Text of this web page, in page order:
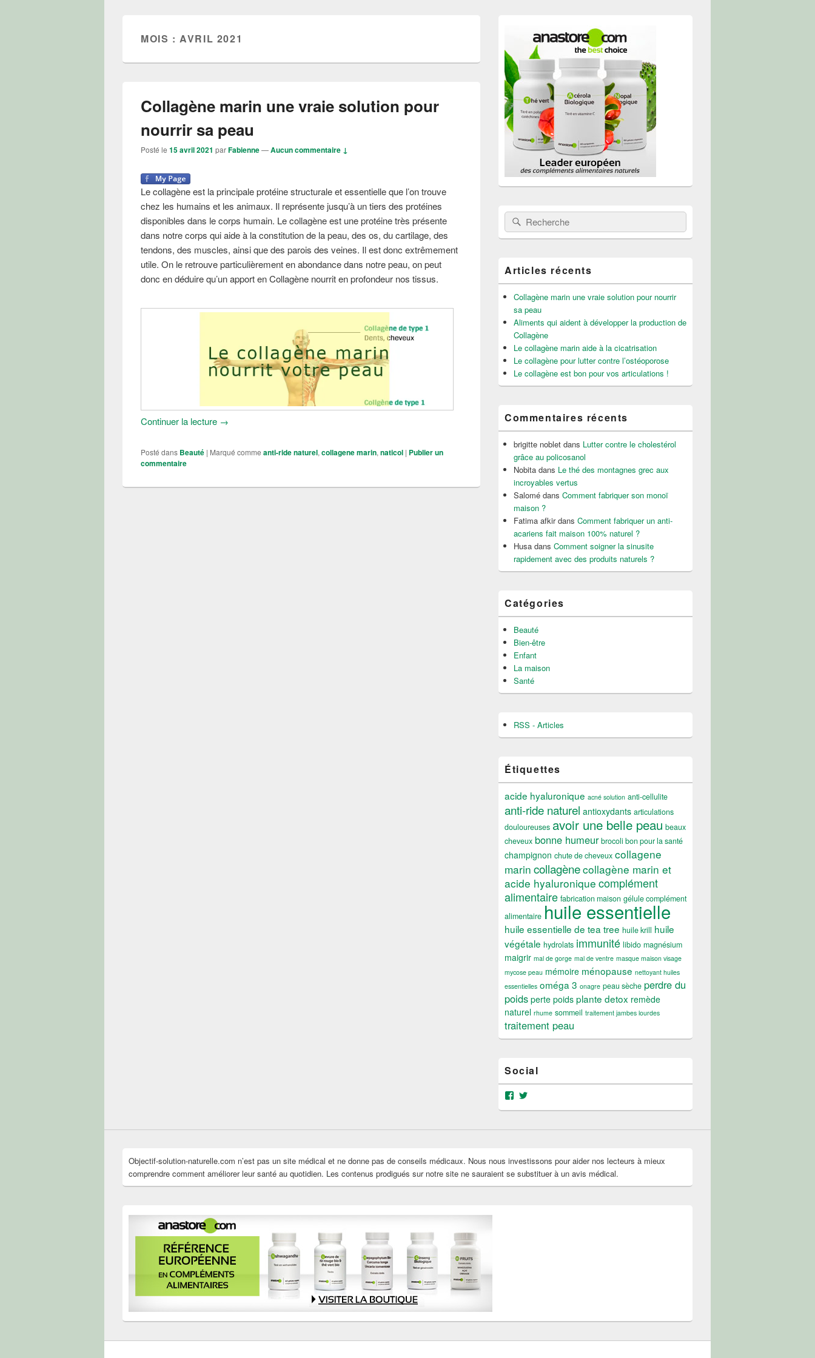
MOIS : AVRIL 2021
Collagène marin une vraie solution pour
nourrir sa peau
Posté le 15 avril 2021 parFabienne—Aucun commentaire ↓
Le collagène est la principale protéine structurale et essentielle que l’on trouve
chez les humains et les animaux. Il représente jusqu’à un tiers des protéines
disponibles dans le corps humain. Le collagène est une protéine très présente
dans notre corps qui aide à la constitution de la peau, des os, du cartilage, des
tendons, des muscles, ainsi que des parois des veines. Il est donc extrêmement
utile. On le retrouve particulièrement en abondance dans notre peau, on peut
donc en déduire qu’un apport en Collagène nourrit en profondeur nos tissus.
Continuer la lecture Collagène marin une vraie solution pour nourrir sa peau
→
Posté dans Beauté | Marqué comme anti-ride naturel, collagene marin, naticol | Publier un
commentaire
widget
pour
barre
latérale
Rechercher :
Articles récents
Collagène marin une vraie solution pour nourrir
sa peau
Aliments qui aident à développer la production de
Collagène
Le collagène marin aide à la cicatrisation
Le collagène pour lutter contre l’ostéoporose
Le collagène est bon pour vos articulations !
Commentaires récents
brigitte noblet dans Lutter contre le cholestérol
grâce au policosanol
Nobita dans Le thé des montagnes grec aux
incroyables vertus
Salomé dans Comment fabriquer son monoï
maison ?
Fatima afkirdans Comment fabriquer un anti-
acariens fait maison 100% naturel ?
Husa dans Comment soigner la sinusite
rapidement avec des produits naturels ?
Catégories
Beauté
Bien-être
Enfant
La maison
Santé
RSS - Articles
Étiquettes
acide hyaluronique acné solution anti-cellulite
anti-ride naturel antioxydants articulations
douloureuses avoir une belle peau beaux
cheveux bonne humeur brocoli bon pour la santé
champignon chute de cheveux collagene
marin collagènecollagène marin et
acide hyaluronique complément
alimentaire fabrication maison gélule complément
alimentaire huile essentielle
huile essentielle de tea tree huile krill huile
végétale hydrolats immunité libido magnésium
maigrir mal de gorge mal de ventre masque maison visage
mycose peau mémoire ménopause nettoyant huiles
essentielles oméga 3 onagre peau sèche perdre du
poids perte poids plante detox remède
naturel rhume sommeil traitement jambes lourdes
traitement peau
Social
Voir
profil
Voir
profil
Objectif-solution-naturelle.com n’est pas un site médical et ne donne pas de conseils médicaux. Nous nous investissons pour aider nos lecteurs à mieux
comprendre comment améliorer leur santé au quotidien. Les contenus prodigués sur notre site ne sauraient se substituer à un avis médical.